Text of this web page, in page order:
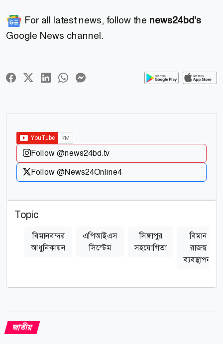
For all latest news, follow the news24bd's
Google News channel.
Follow @news24bd.tv
Follow @News24Online4
Topic
বিমানবন্দর
আধুনিকায়ন
এপিআইএস
সিস্টেম
সিঙ্গাপুর
সহযোগিতা
বিমান
রাজস্ব
ব্যবস্থাপনা
জাতীয়